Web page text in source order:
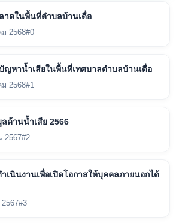
าดในพื้นที่ตำบลบ้านเดื่อ
2568#0
ญหาน้ำเสียในพื้นที่เทศบาลตำบลบ้านเดื่อ
2568#1
ด้านน้ำเสีย 2566
2567#2
เนินงานเพื่อเปิดโอกาสให้บุคคลภายนอกได้
2567#3